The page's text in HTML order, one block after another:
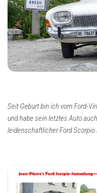
Seit Geburt bin ich vom Ford-
und habe sein letztes Auto
leidenschaftlicher Ford Scorpio